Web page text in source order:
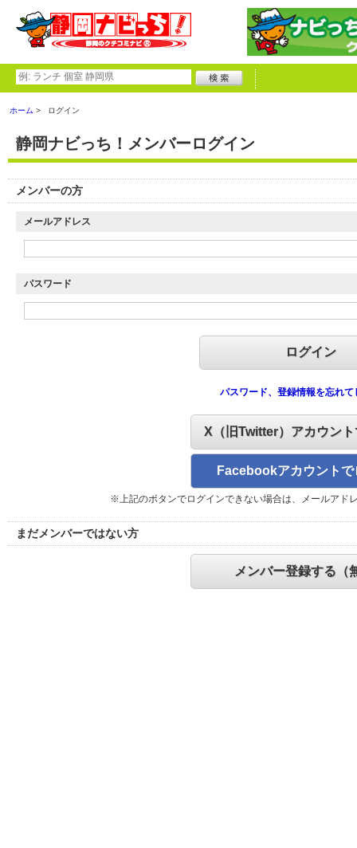
ホーム ログイン
静岡ナビっち！メンバーログイン
メンバーの方
メールアドレス
パスワード
パスワード、登録情報を忘れて
X（旧Twitter）アカウン
Facebookアカウントで
※上記のボタンでログインできない場合は、メールアド
まだメンバーではない方
メンバー登録する（